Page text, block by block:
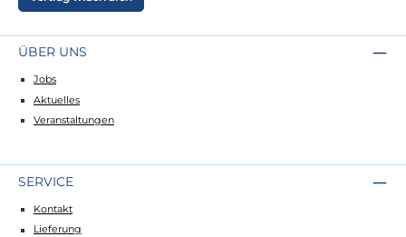
ÜBER UNS
Jobs
Aktuelles
Veranstaltungen
SERVICE
Kontakt
Lieferung